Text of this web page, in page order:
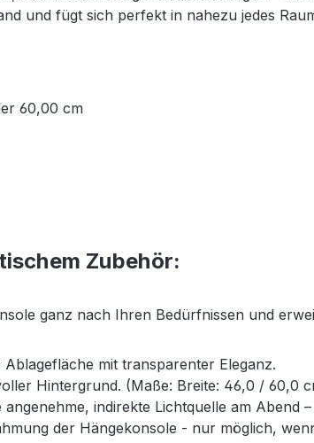
und fügt sich perfekt in nahezu jedes
60,00 cm
Zubehör:
ganz nach Ihren Bedürfnissen und
Ablagefläche mit transparenter Eleganz.
Hintergrund. (Maße: Breite: 46,0 / 60,0
angenehme, indirekte Lichtquelle am
der Hängekonsole - nur möglich,